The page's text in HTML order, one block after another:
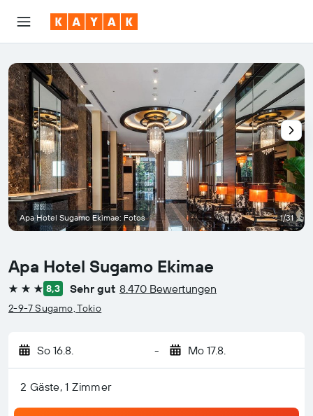
Apa Hotel Sugamo Ekimae
3 Sterne8,3 Sehr gut 8.470 Bewertungen
2-9-7 Sugamo, Tokio
So 16.8. - Mo 17.8.
2 Gäste, 1 Zimmer
Apa Hotel Sugamo Ekimae: Fotos 1/31